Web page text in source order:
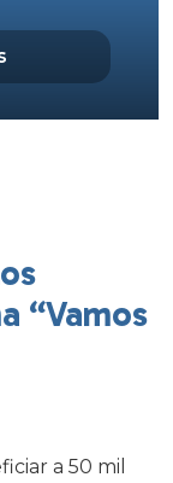
“Vamos
a 50 mil